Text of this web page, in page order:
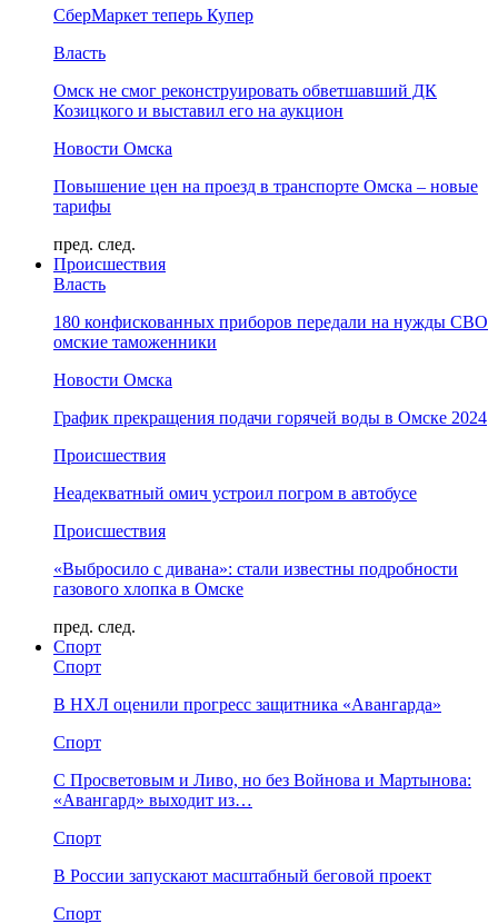
СберМаркет теперь Купер
Власть
Омск не смог реконструировать обветшавший ДК
Козицкого и выставил его на аукцион
Новости Омска
Повышение цен на проезд в транспорте Омска – новые
тарифы
пред. след.
Происшествия
Власть
180 конфискованных приборов передали на нужды СВО
омские таможенники
Новости Омска
График прекращения подачи горячей воды в Омске 2024
Происшествия
Неадекватный омич устроил погром в автобусе
Происшествия
«Выбросило с дивана»: стали известны подробности
газового хлопка в Омске
пред. след.
Спорт
Спорт
В НХЛ оценили прогресс защитника «Авангарда»
Спорт
С Просветовым и Ливо, но без Войнова и Мартынова:
«Авангард» выходит из…
Спорт
В России запускают масштабный беговой проект
Спорт